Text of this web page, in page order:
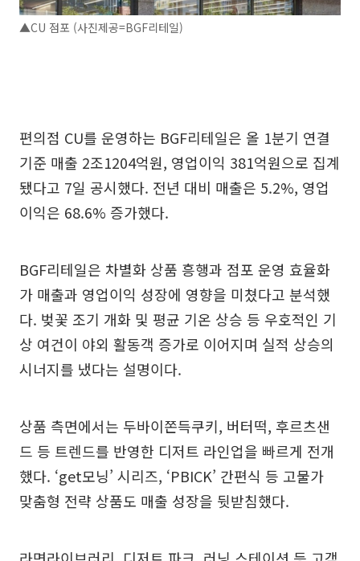
▲CU 점포 (사진제공=BGF리테일)
편의점 CU를 운영하는 BGF리테일은 올 1분기 연결
기준 매출 2조1204억원, 영업이익 381억원으로 집계
됐다고 7일 공시했다. 전년 대비 매출은 5.2%, 영업
이익은 68.6% 증가했다.
BGF리테일은 차별화 상품 흥행과 점포 운영 효율화
가 매출과 영업이익 성장에 영향을 미쳤다고 분석했
다. 벚꽃 조기 개화 및 평균 기온 상승 등 우호적인 기
상 여건이 야외 활동객 증가로 이어지며 실적 상승의
시너지를 냈다는 설명이다.
상품 측면에서는 두바이쫀득쿠키, 버터떡, 후르츠샌
드 등 트렌드를 반영한 디저트 라인업을 빠르게 전개
했다. ‘get모닝’ 시리즈, ‘PBICK’ 간편식 등 고물가
맞춤형 전략 상품도 매출 성장을 뒷받침했다.